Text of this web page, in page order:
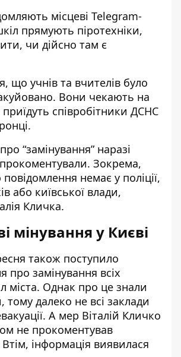
місцеві Telegram-
прямують піротехніки,
чи дійсно там є
що учнів та вчителів було
Вони чекають на
співробітники ДСНС
“замінування” наразі
Зокрема,
повідомлення немає у поліції,
або київської влади,
Кличка.
мінування у Києві
також поступило
про замінування всіх
міста. Однак про це знали
тому далеко не всі заклади
А мер Віталій Кличко
не прокоментував
інформація виявилася